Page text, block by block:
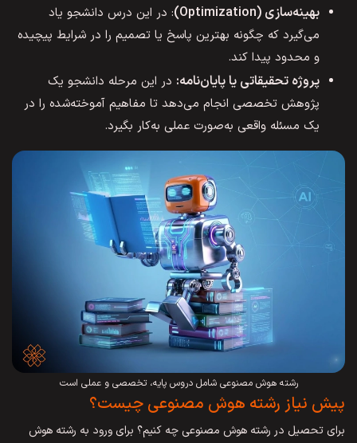
بهینه‌سازی (Optimization)
: در این درس دانشجو یاد
می‌گیرد که چگونه بهترین پاسخ یا تصمیم را در شرایط پیچیده
و محدود پیدا کند.
پروژه تحقیقاتی یا پایان‌نامه: در این مرحله دانشجو یک
پژوهش تخصصی انجام می‌دهد تا مفاهیم آموخته‌شده را در
یک مسئله واقعی به‌صورت عملی به‌کار بگیرد.
رشته هوش مصنوعی شامل دروس پایه، تخصصی و عملی است
پیش نیاز رشته هوش مصنوعی چیست؟
برای تحصیل در رشته هوش مصنوعی چه کنیم؟ برای ورود به رشته هوش